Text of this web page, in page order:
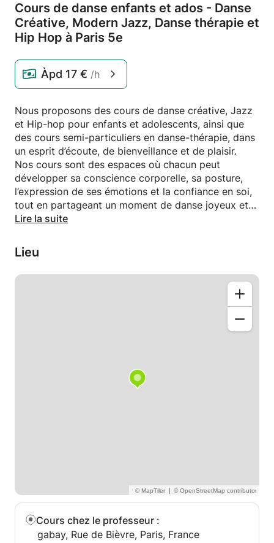
Cours de danse enfants et ados - Danse
Créative, Modern Jazz, Danse thérapie et
Hip Hop à Paris 5e
Àpd 17 € /h
Nous proposons des cours de danse créative, Jazz
et Hip-hop pour enfants et adolescents, ainsi que
des cours semi-particuliers en danse-thérapie, dans
un esprit d’écoute, de bienveillance et de plaisir.
Nos cours sont des espaces où chacun peut
développer sa conscience corporelle, sa posture,
l’expression de ses émotions et la confiance en soi,
tout en partageant un moment de danse joyeux et
vivant. Le mouvement devient un moyen de se
librement.
Nous accordons une attention particulière au
respect du rythme de chacun, à la qualité de
Lire la suite
Lieu
|
Cours chez le professeur :
gabay, Rue de Bièvre, Paris, France